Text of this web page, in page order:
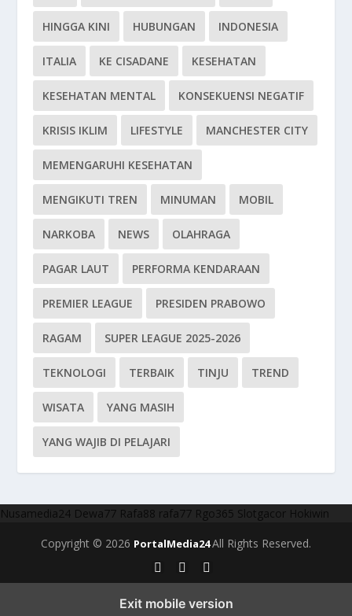
HINGGA KINI HUBUNGAN INDONESIA
ITALIA KE CISADANE KESEHATAN
KESEHATAN MENTAL KONSEKUENSI NEGATIF
KRISIS IKLIM LIFESTYLE MANCHESTER CITY
MEMENGARUHI KESEHATAN
MENGIKUTI TREN MINUMAN MOBIL
NARKOBA NEWS OLAHRAGA
PAGAR LAUT PERFORMA KENDARAAN
PREMIER LEAGUE PRESIDEN PRABOWO
RAGAM SUPER LEAGUE 2025-2026
TEKNOLOGI TERBAIK TINJU TREND
WISATA YANG MASIH
YANG WAJIB DI PELAJARI
Nusamedia24 Dewa77 Rafa88 rafa77 Rgo365 Slotgacor Hokiwin
Copyright © 2026 PortalMedia24All Rights Reserved.
Exit mobile version